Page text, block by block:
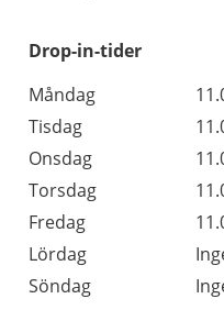
Drop-in-tider
Måndag
Tisdag
Onsdag
Torsdag
Fredag
Lördag
Söndag